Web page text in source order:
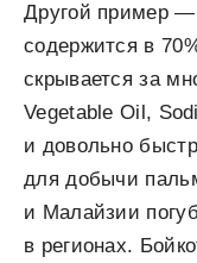
Другой пример —
содержится в
скрывается за
Vegetable Oil,
и довольно
для добычи
и Малайзии
в регионах.